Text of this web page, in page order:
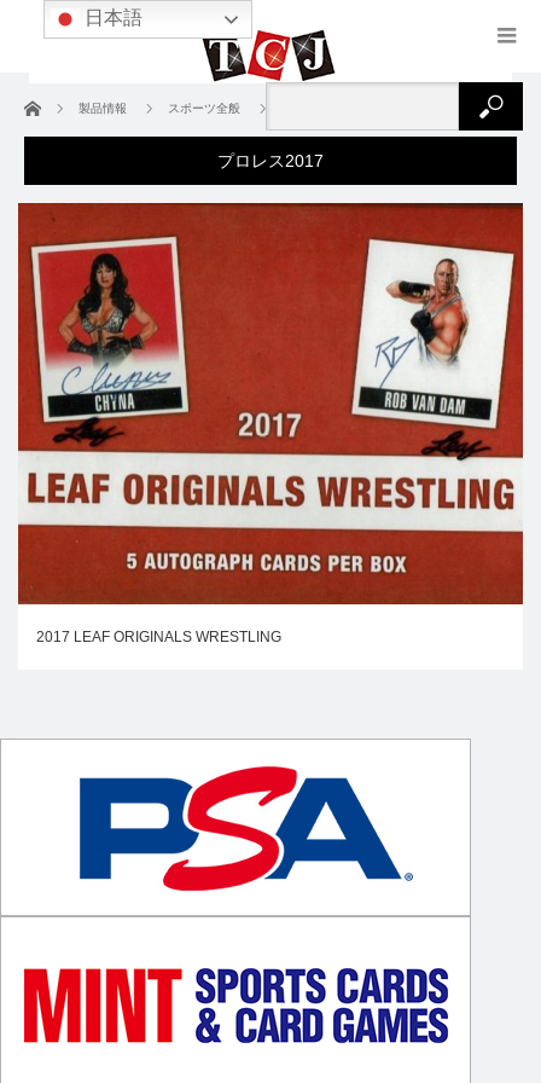
ホーム 製品情報 スポーツ全般
プロレス2017
2017 LEAF ORIGINALS WRESTLING
日本語